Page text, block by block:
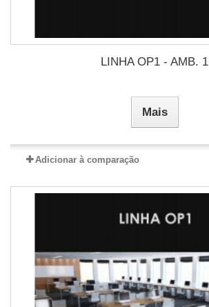
LINHA OP1 - AMB. 1
Mais
Adicionar à comparação